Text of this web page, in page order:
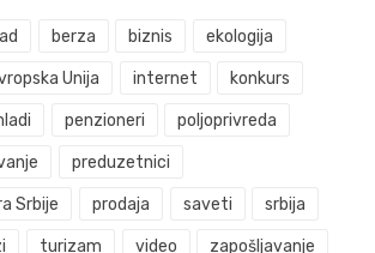
berza biznis ekologija
Unija internet konkurs
penzioneri poljoprivreda
preduzetnici
Srbije prodaja saveti srbija
turizam video zapošljavanje